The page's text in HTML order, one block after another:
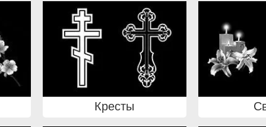
Кресты